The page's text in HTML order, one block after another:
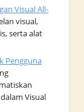
Visual All-
visual,
serta alat
Pengguna
Visual